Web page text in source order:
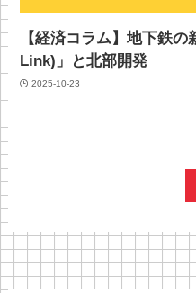
【経済コラム】地下鉄
Link)」と北部開発
2025-10-23